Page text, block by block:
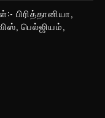
பிரித்தானியா,
பெல்ஜியம்,